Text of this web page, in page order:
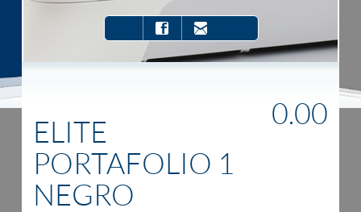
0.00
ELITE
PORTAFOLIO 1
NEGRO